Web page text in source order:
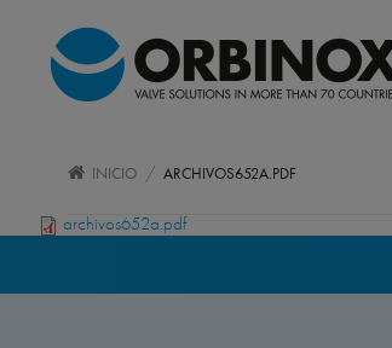
INICIO / ARCHIVOS652A.PDF
archivos652a.pdf